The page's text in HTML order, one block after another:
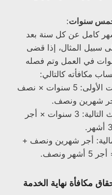
سنوات:
كامل عن كل سنة بعد
سبيل المثال، إذا قضى
في العمل وتم فصله
مكافأته كالتالي:
الخمس سنوات الأولى: 5 سنوات × نصف
شهرين ونصف.
السنوات الثلاث التالية: 3 سنوات × أجر
أجر شهرين ونصف +
مكافأة نهاية الخدمة